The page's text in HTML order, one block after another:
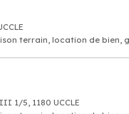
terrain, location de bien,
1/5, 1180 UCCLE